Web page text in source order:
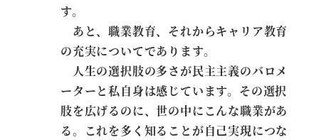
す。
あと、職業教育、それからキャリア教育
の充実についてであります。
人生の選択肢の多さが民主主義のバロメ
ーターと私自身は感じています。その選択
肢を広げるのに、世の中にこんな職業があ
る。これを多く知ることが自己実現につな